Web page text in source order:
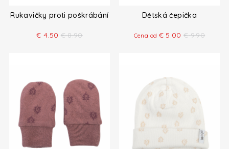
Rukavičky proti poškrábání
€ 4.50 € 8.90
Dětská čepička
Cena od € 5.00 € 9.90